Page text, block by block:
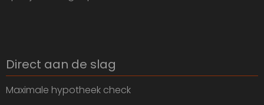
Direct aan de slag
Maximale hypotheek check